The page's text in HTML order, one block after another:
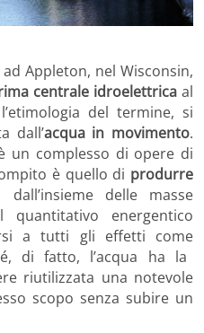
Appleton, nel Wisconsin,
centrale idroelettrica al
del termine, si
dall’acqua in movimento.
un complesso di opere di
è quello di produrre
delle masse
quantitativo energentico
a tutti gli effetti come
di fatto, l’acqua ha la
riutilizzata una notevole
scopo senza subire un